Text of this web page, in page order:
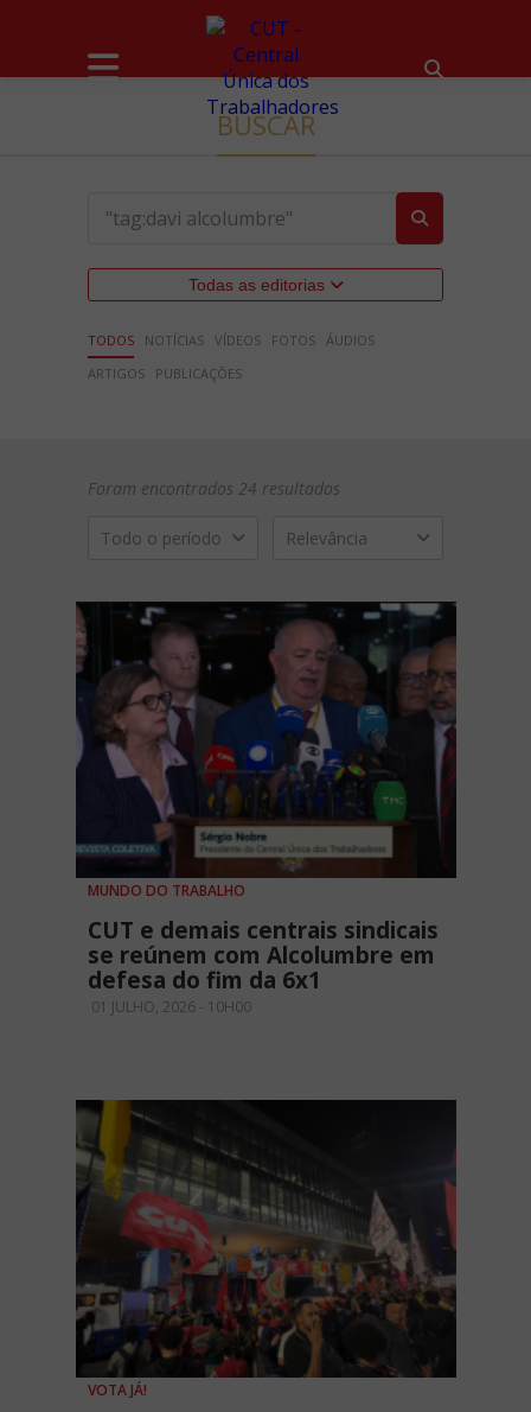
BUSCAR
Todas as editorias
TODOS NOTÍCIAS VÍDEOS FOTOS ÁUDIOS
ARTIGOS
PUBLICAÇÕES
Foram encontrados 24 resultados
Todo o período Relevância
MUNDO DO TRABALHO
CUT e demais centrais sindicais
se reúnem com Alcolumbre em
defesa do fim da 6x1
01 JULHO, 2026 - 10H00
VOTA JÁ!